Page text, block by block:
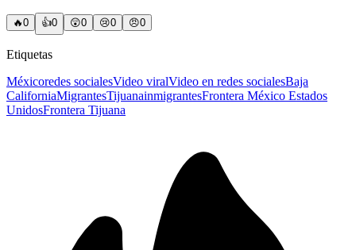
🔥0 👍0 😲0 😢0 😠0
Etiquetas
Méxicoredes socialesVideo viralVideo en redes socialesBaja
CaliforniaMigrantesTijuanainmigrantesFrontera México Estados
UnidosFrontera Tijuana